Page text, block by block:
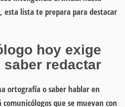
esta lista te prepara para destacar
hoy exige
saber redactar
ortografía o saber hablar en
que se muevan con